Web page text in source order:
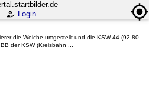
Login
die Weiche umgestellt und die KSW 44 (92 80
der KSW (Kreisbahn ...